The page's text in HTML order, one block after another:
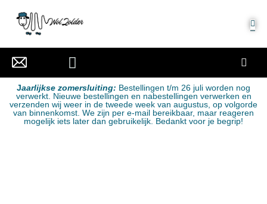
Jaarlijkse zomersluiting: Bestellingen t/m 26 juli worden nog
verwerkt. Nieuwe bestellingen en nabestellingen verwerken en
verzenden wij weer in de tweede week van augustus, op volgorde
van binnenkomst. We zijn per e-mail bereikbaar, maar reageren
mogelijk iets later dan gebruikelijk. Bedankt voor je begrip!